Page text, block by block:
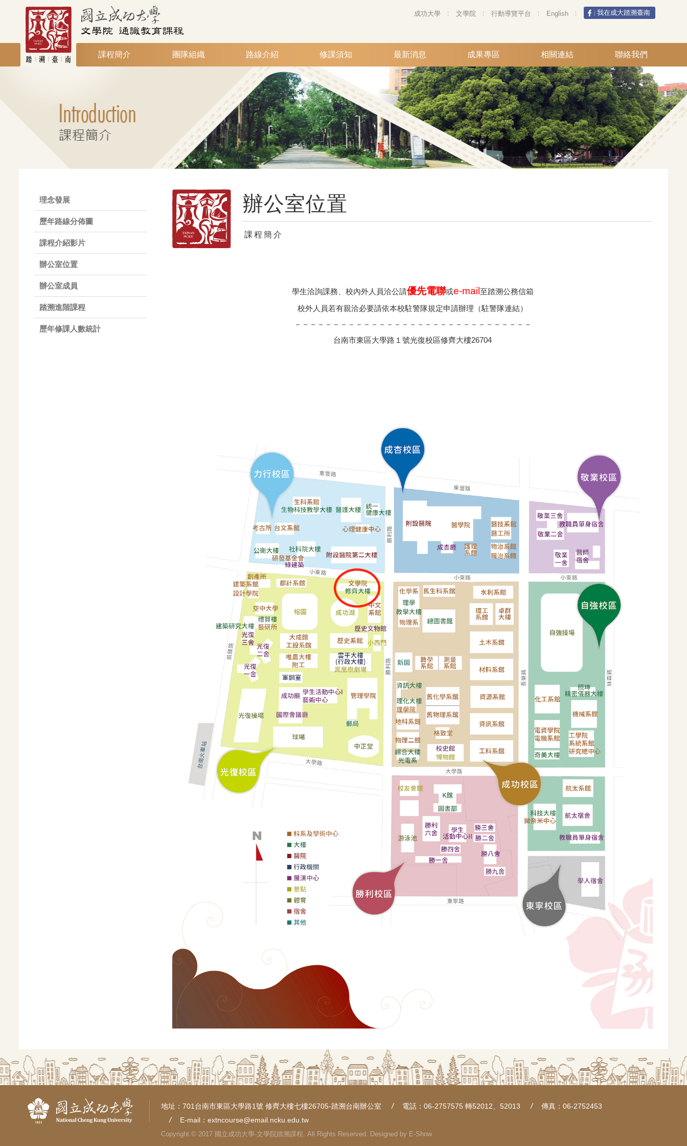
成功大學 文學院 行動導覽平台 English 我在成大踏溯臺南
課程簡介 團隊組織 路線介紹 修課須知 最新消息 成果專區 相關連結 聯絡我們
理念發展
歷年路線分佈圖
課程介紹影片
辦公室位置
辦公室成員
踏溯進階課程
歷年修課人數統計
辦公室位置
課程簡介
學生洽詢課務、校內外人員洽公請優先電聯或e-mail 至踏溯公務信箱
校外人員若有親洽必要請依本校駐警隊規定申請辦理 （駐警隊連結）
－－－－－－－－－－－－－－－－－－－－－－－－－－－－－－－
台南市東區大學路１號光復校區修齊大樓26704
地址：701台南市東區大學路1號 修齊大樓七樓26705-踏溯台南辦公室 電話：06-2757575 轉52012、52013
傳真：06-2752453
E-mail： extncourse@email.ncku.edu.tw
Copyright © 2017 國立成功大學-文學院踏溯課程. All Rights Reserved. Designed by E-Show